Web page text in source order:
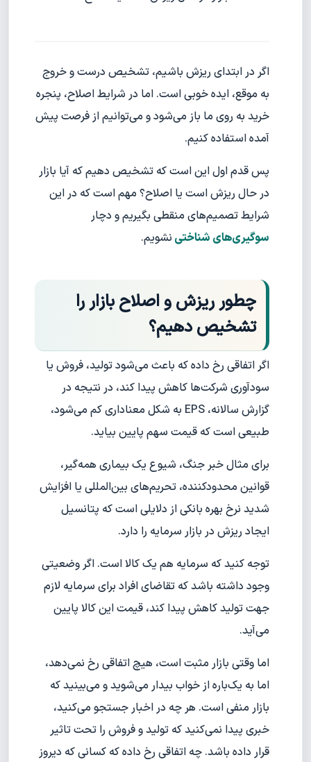
اگر در ابتدای ریزش باشیم، تشخیص درست و خروج
به موقع، ایده خوبی است. اما در شرایط اصلاح، پنجره
خرید به روی ما باز می‌شود و می‌توانیم از فرصت پیش
آمده استفاده کنیم.
پس قدم اول این است که تشخیص دهیم که آیا بازار
در حال ریزش است یا اصلاح؟ مهم است که در این
شرایط تصمیم‌های منقطی بگیریم و دچار
سوگیری‌های شناختی نشویم.
چطور ریزش و اصلاح بازار را
تشخیص دهیم؟
اگر اتفاقی رخ داده که باعث می‌شود تولید، فروش یا
سودآوری شرکت‌ها کاهش پیدا کند، در نتیجه در
گزارش سالانه، EPS به شکل معناداری کم می‌شود،
طبیعی است که قیمت سهم پایین بیاید.
برای مثال خبر جنگ، شیوع یک بیماری همه‌گیر،
قوانین محدودکننده، تحریم‌های بین‌المللی یا افزایش
شدید نرخ بهره بانکی از دلایلی است که پتانسیل
ایجاد ریزش در بازار سرمایه را دارد.
توجه کنید که سرمایه هم یک کالا است. اگر وضعیتی
وجود داشته باشد که تقاضای افراد برای سرمایه لازم
جهت تولید کاهش پیدا کند، قیمت این کالا پایین
می‌آید.
اما وقتی بازار مثبت است، هیچ اتفاقی رخ نمی‌دهد،
اما به یک‌باره از خواب بیدار می‌شوید و می‌بینید که
بازار منفی است. هر چه در اخبار جستجو می‌کنید،
خبری پیدا نمی‌کنید که تولید و فروش را تحت تاثیر
قرار داده باشد. چه اتفاقی رخ داده که کسانی که دیروز